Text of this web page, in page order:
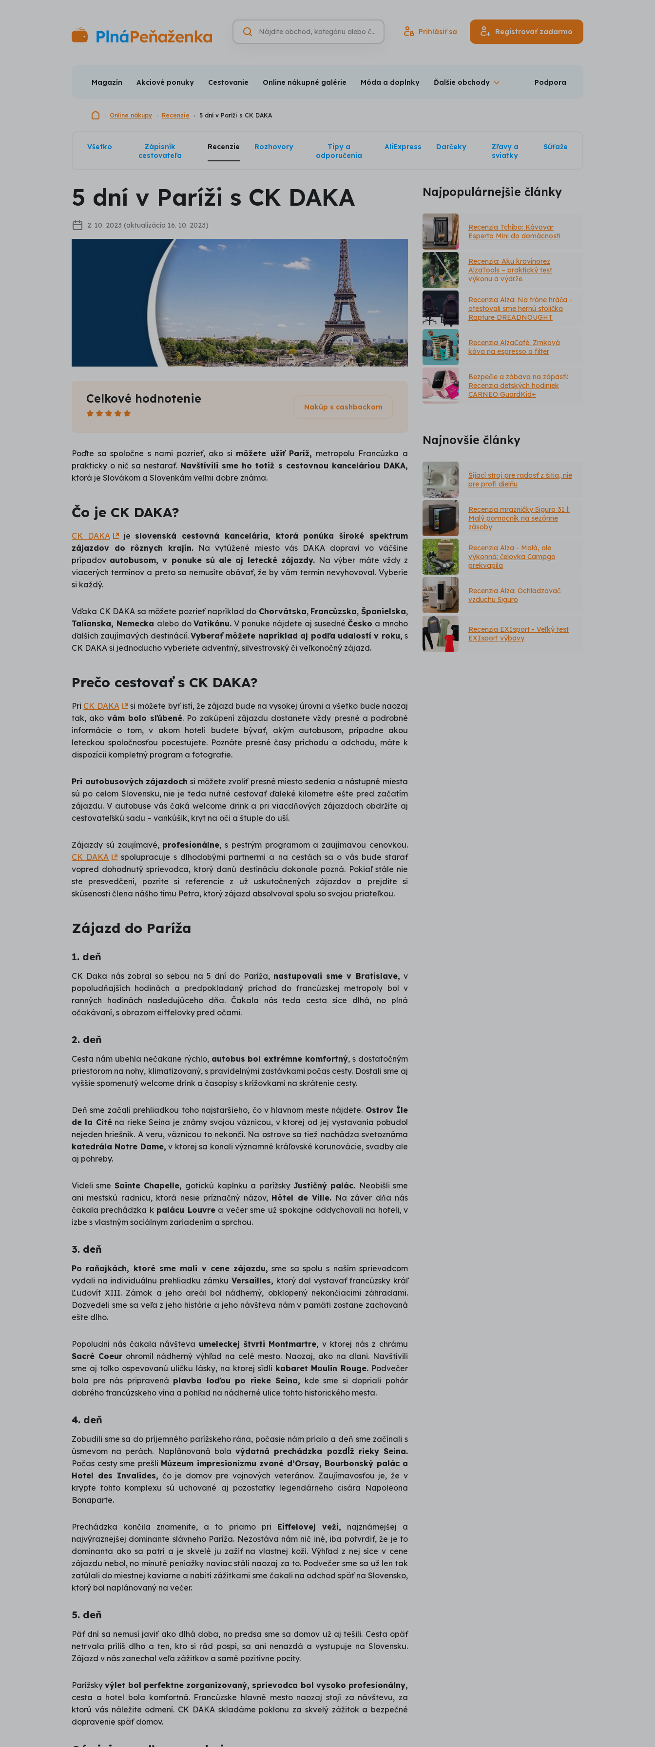
Vyhľadávanie
Hľadať Prihlásiť sa Registrovať zadarmo
Magazín Akciové ponuky Cestovanie Online nákupné galérie Móda a doplnky Ďalšie obchody Podpora
Domovská stránka
Online nákupy Recenzie 5 dní v Paríži s CK DAKA
Všetko
Zápisník
cestovateľa
Recenzie Rozhovory
Tipy a
odporučenia
AliExpress Darčeky
Zľavy a
sviatky
Súťaže
5 dní v Paríži s CK DAKA
2. 10. 2023 (aktualizácia 16. 10. 2023)
Celkové hodnotenie
/
5
Nakúp s cashbackom
Poďte sa spoločne s nami pozrieť, ako si môžete užiť Paríž, metropolu Francúzka a
prakticky o nič sa nestarať. Navštívili sme ho totiž s cestovnou kanceláriou DAKA,
ktorá je Slovákom a Slovenkám veľmi dobre známa.
Čo je CK DAKA?
CK DAKA je slovenská cestovná kancelária, ktorá ponúka široké spektrum
zájazdov do rôznych krajín. Na vytúžené miesto vás DAKA dopraví vo väčšine
prípadov autobusom, v ponuke sú ale aj letecké zájazdy. Na výber máte vždy z
viacerých termínov a preto sa nemusíte obávať, že by vám termín nevyhovoval. Vyberie
si každý.
Vďaka CK DAKA sa môžete pozrieť napríklad do Chorvátska, Francúzska,Španielska,
Talianska, Nemecka alebo doVatikánu. V ponuke nájdete aj susednéČesko a mnoho
ďalších zaujímavých destinácií.Vyberať môžete napríklad aj podľa udalostí v roku, s
CK DAKA si jednoducho vyberiete adventný, silvestrovský či veľkonočný zájazd.
Prečo cestovať s CK DAKA?
Pri CK DAKA
si môžete byť istí, že zájazd bude na vysokej úrovni a všetko bude naozaj
tak, ako vám bolo sľúbené. Po zakúpení zájazdu dostanete vždy presné a podrobné
informácie o tom, v akom hoteli budete bývať, akým autobusom, prípadne akou
leteckou spoločnosťou pocestujete. Poznáte presné časy príchodu a odchodu, máte k
dispozícii kompletný program a fotografie.
Pri autobusových zájazdoch si môžete zvoliť presné miesto sedenia a nástupné miesta
sú po celom Slovensku, nie je teda nutné cestovať ďaleké kilometre ešte pred začatím
zájazdu. V autobuse vás čaká welcome drink a pri viacdňových zájazdoch obdržíte aj
cestovateľskú sadu – vankúšik, kryt na oči a štuple do uší.
Zájazdy sú zaujímavé, profesionálne, s pestrým programom a zaujímavou cenovkou.
CK DAKA
spolupracuje s dlhodobými partnermi a na cestách sa o vás bude starať
vopred dohodnutý sprievodca, ktorý danú destináciu dokonale pozná. Pokiaľ stále nie
ste presvedčení, pozrite si referencie z už uskutočnených zájazdov a prejdite si
skúsenosti člena nášho tímu Petra, ktorý zájazd absolvoval spolu so svojou priateľkou.
Zájazd do Paríža
1. deň
CK Daka nás zobral so sebou na 5 dní do Paríža, nastupovali sme v Bratislave, v
popoludňajších hodinách a predpokladaný príchod do francúzskej metropoly bol v
ranných hodinách nasledujúceho dňa. Čakala nás teda cesta síce dlhá, no plná
očakávaní, s obrazom eiffelovky pred očami.
2. deň
Cesta nám ubehla nečakane rýchlo, autobus bol extrémne komfortný, s dostatočným
priestorom na nohy, klimatizovaný, s pravidelnými zastávkami počas cesty. Dostali sme aj
vyššie spomenutý welcome drink a časopisy s krížovkami na skrátenie cesty.
Deň sme začali prehliadkou toho najstaršieho, čo v hlavnom meste nájdete. Ostrov Île
de la Citéna rieke Seina je známy svojou väznicou, v ktorej od jej vystavania pobudol
nejeden hriešnik. A veru, väznicou to nekončí. Na ostrove sa tiež nachádza svetoznáma
katedrála Notre Dame, v ktorej sa konali významné kráľovské korunovácie, svadby ale
aj pohreby.
Videli sme Sainte Chapelle, gotickú kaplnku a parížsky Justičný palác. Neobišli sme
ani mestskú radnicu, ktorá nesie príznačný názov, Hôtel de Ville. Na záver dňa nás
čakala prechádzka k palácu Louvrea večer sme už spokojne oddychovali na hoteli, v
izbe s vlastným sociálnym zariadením a sprchou.
3. deň
Po raňajkách, ktoré sme mali v cene zájazdu, sme sa spolu s naším sprievodcom
vydali na individuálnu prehliadku zámku Versailles, ktorý dal vystavať francúzsky kráľ
Ľudovít XIII. Zámok a jeho areál bol nádherný, obklopený nekončiacimi záhradami.
Dozvedeli sme sa veľa z jeho histórie a jeho návšteva nám v pamäti zostane zachovaná
ešte dlho.
Popoludní nás čakala návšteva umeleckej štvrti Montmartre, v ktorej nás z chrámu
Sacré Coeurohromil nádherný výhľad na celé mesto. Naozaj, ako na dlani. Navštívili
sme aj toľko ospevovanú uličku lásky, na ktorej sídli kabaret Moulin Rouge. Podvečer
bola pre nás pripravená plavba loďou po rieke Seina, kde sme si dopriali pohár
dobrého francúzskeho vína a pohľad na nádherné ulice tohto historického mesta.
4. deň
Zobudili sme sa do príjemného parížskeho rána, počasie nám prialo a deň sme začínali s
úsmevom na perách. Naplánovaná bolavýdatná prechádzka pozdĺž rieky Seina.
Počas cesty sme prešli Múzeum impresionizmu zvané d’Orsay, Bourbonský palác a
Hotel des Invalides, čo je domov pre vojnových veteránov. Zaujímavosťou je, že v
krypte tohto komplexu sú uchované aj pozostatky legendárneho cisára Napoleona
Bonaparte.
Prechádzka končila znamenite, a to priamo pri Eiffelovej veži, najznámejšej a
najvýraznejšej dominante slávneho Paríža. Nezostáva nám nič iné, iba potvrdiť, že je to
dominanta ako sa patrí a je skvelé ju zažiť na vlastnej koži. Výhľad z nej síce v cene
zájazdu nebol, no minuté peniažky naviac stáli naozaj za to. Podvečer sme sa už len tak
zatúlali do miestnej kaviarne a nabití zážitkami sme čakali na odchod späť na Slovensko,
ktorý bol naplánovaný na večer.
5. deň
Päť dní sa nemusí javiť ako dlhá doba, no predsa sme sa domov už aj tešili. Cesta opäť
netrvala príliš dlho a ten, kto si rád pospí, sa ani nenazdá a vystupuje na Slovensku.
Zájazd v nás zanechal veľa zážitkov a samé pozitívne pocity.
Parížskyvýlet bol perfektne zorganizovaný, sprievodca bol vysoko profesionálny,
cesta a hotel bola komfortná. Francúzske hlavné mesto naozaj stojí za návštevu, za
ktorú vás náležite odmení. CK DAKA skladáme poklonu za skvelý zážitok a bezpečné
dopravenie späť domov.
Najpopulárnejšie články
Recenzia Tchibo: Kávovar
Esperto Mini do domácnosti
Recenzia: Aku krovinorez
AlzaTools – praktický test
výkonu a výdrže
Recenzia Alza: Na tróne hráča -
otestovali sme hernú stolička
Rapture DREADNOUGHT
Recenzia AlzaCafé: Zrnková
káva na espresso a filter
Bezpečie a zábava na zápästí:
Recenzia detských hodiniek
CARNEO GuardKid+
Najnovšie články
Šijací stroj pre radosť z šitia, nie
pre profi dielňu
Recenzia mrazničky Siguro 31 l:
Malý pomocník na sezónne
zásoby
Recenzia Alza - Malá, ale
výkonná: čelovka Campgo
prekvapila
Recenzia Alza: Ochladzovač
vzduchu Siguro
Recenzia EXIsport - Veľký test
EXIsport výbavy